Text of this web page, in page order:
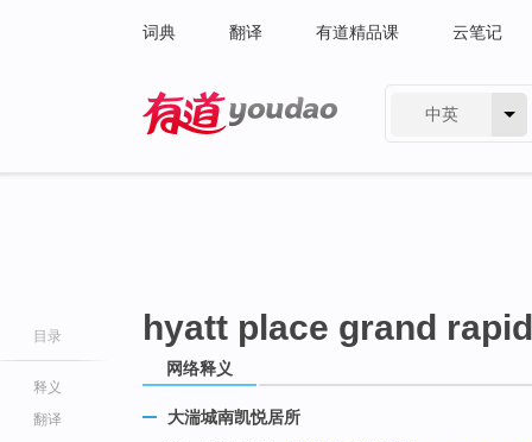
词典 翻译 有道精品课 云笔记
中英
目录
释义
翻译
hyatt place grand
网络释义
大湍城南凯悦居所